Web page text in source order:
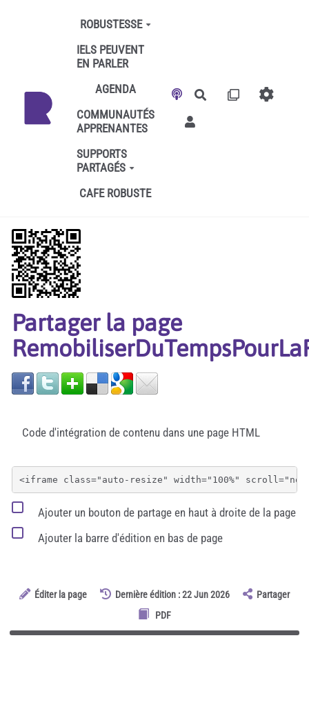
Aller au contenu principal
ROBUSTESSE
IELS PEUVENT
EN PARLER
AGENDA
COMMUNAUTÉS
APPRENANTES
SUPPORTS
PARTAGÉS
CAFE ROBUSTE
Rechercher
Partager la page
Code d'intégration de contenu dans une page HTML
Ajouter un bouton de partage en haut à droite de la page
Ajouter la barre d'édition en bas de page
Éditer la page Dernière édition : 22 Jun 2026
Partager
PDF